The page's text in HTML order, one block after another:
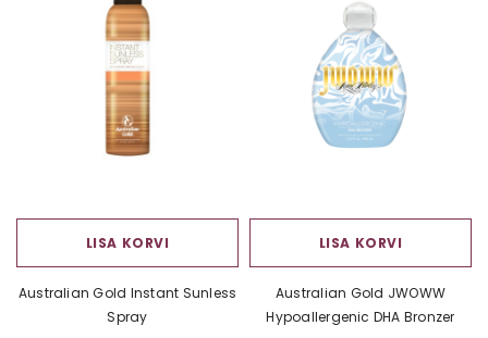
LISA KORVI
Australian Gold Instant Sunless
Spray
LISA KORVI
Australian Gold JWOWW
Hypoallergenic DHA Bronzer